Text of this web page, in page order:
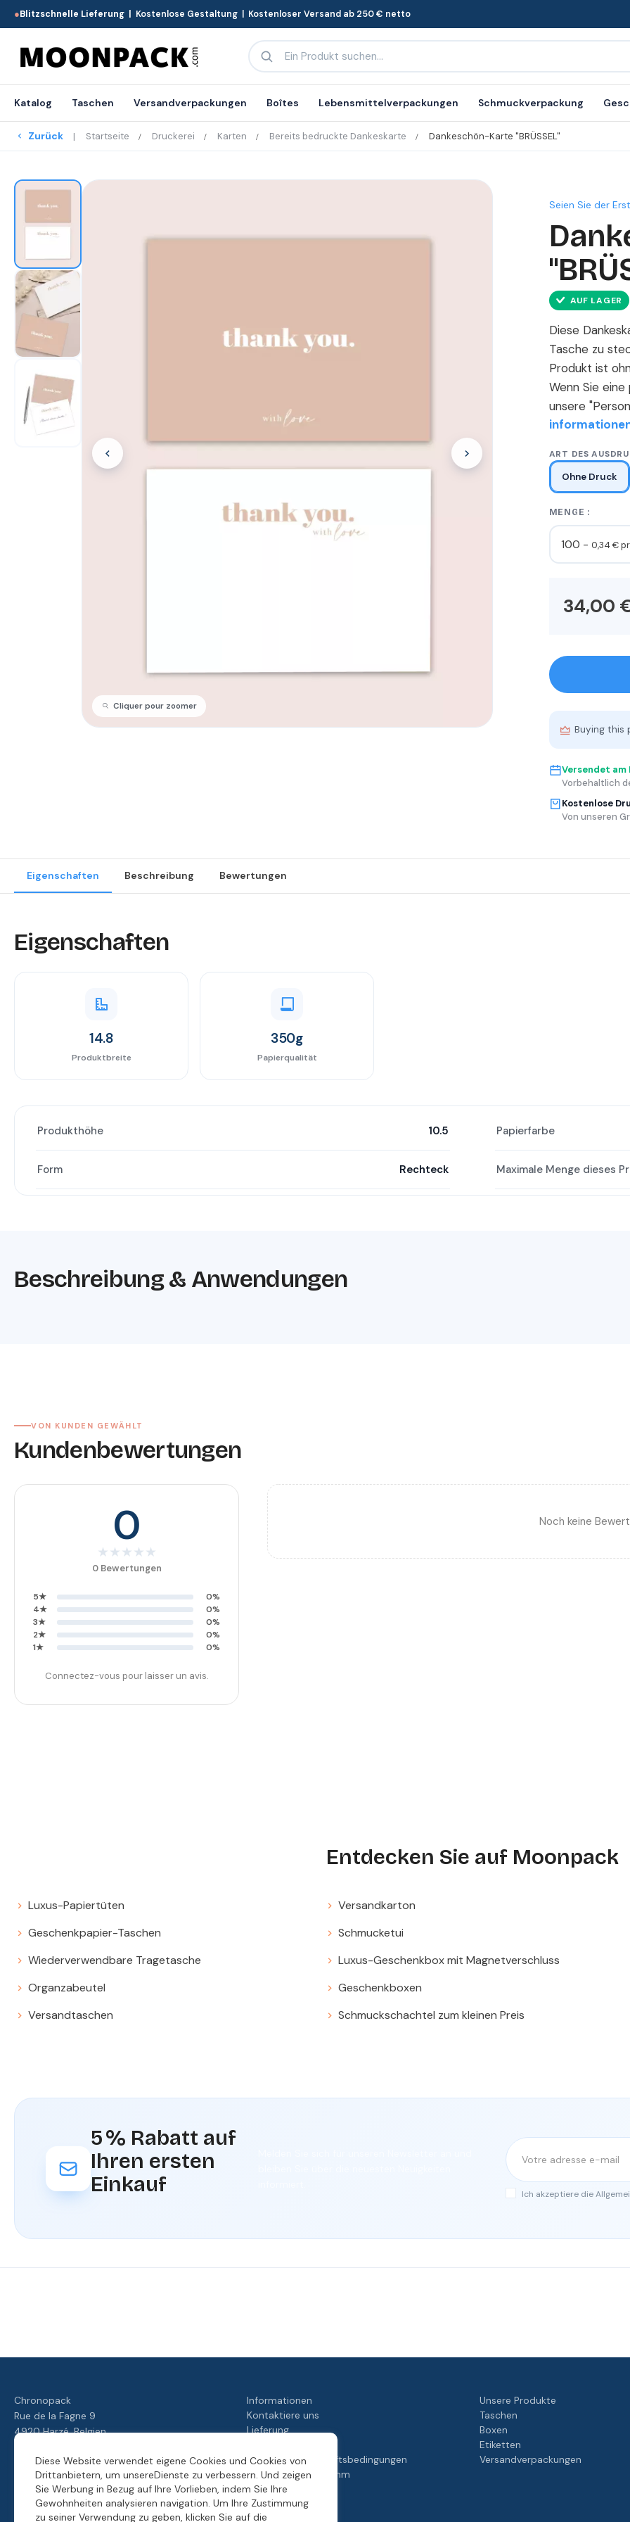
●Blitzschnelle Lieferung | Kostenlose Gestaltung | Kostenloser Versand ab 250 € netto
Katalog Taschen Versandverpackungen Boîtes Lebensmittelverpackungen Schmuckverpackung
Zurück Startseite Druckerei Karten Bereits bedruckte Dankeskarte Dankeschön-Karte "BRÜSSEL"
Cliquer pour zoomer
Seien Sie der
AUF LAGER
Diese
Tasche zu
Produkt ist
Wenn Sie
unsere
ART DES
Ohne Druck
MENGE :
100 -0,34 €
34,00
Buying this
Versendet am
Vorbehaltlich
Kostenlose
Von unseren
Eigenschaften Beschreibung Bewertungen
Eigenschaften
14.8
Produktbreite
350g
Papierqualität
Produkthöhe 10.5 Papierfarbe
Form Rechteck Maximale Menge dieses
Beschreibung & Anwendungen
VON KUNDEN GEWÄHLT
Kundenbewertungen
0
★ ★ ★ ★ ★
0 Bewertungen
5★
0%
4★
0%
3★
0%
2★
0%
1★
0%
Connectez-vous pour laisser un avis.
Noch keine
Entdecken Sie auf Moonpack
Luxus-Papiertüten
Geschenkpapier-Taschen
Wiederverwendbare Tragetasche
Organzabeutel
Versandtaschen
Versandkarton
Schmucketui
Luxus-Geschenkbox mit Magnetverschluss
Geschenkboxen
Schmuckschachtel zum kleinen Preis
5 % Rabatt auf
Ihren ersten
Einkauf
Ich akzeptiere die
Diese Website verwendet eigene Cookies und Cookies von
Drittanbietern, um unsereDienste zu verbessern. Und zeigen
Sie Werbung in Bezug auf Ihre Vorlieben, indem Sie Ihre
Gewohnheiten analysieren navigation. Um Ihre Zustimmung
zu seiner Verwendung zu geben, klicken Sie auf die
Chronopack
Rue de la Fagne 9
4920 Harzé, Belgien
hello@moonpack.com
Entdecken Sie unsere Verpackungsläden
Chronopack
Über Chronopack
Informationen
Kontaktiere uns
Lieferung
Allgemeine Geschäftsbedingungen
Unser Treueprogramm
Unsere Produkte
Taschen
Boxen
Etiketten
Versandverpackungen